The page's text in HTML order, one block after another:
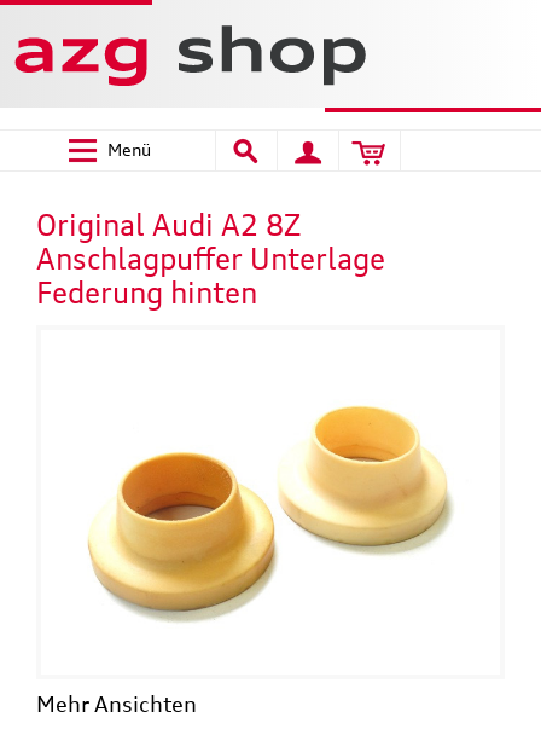
Menü
Original Audi A2 8Z
Anschlagpuffer Unterlage
Federung hinten
Mehr Ansichten